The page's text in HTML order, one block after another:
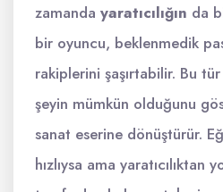
zamanda yaratıcılığın da
bir oyuncu, beklenmedik
rakiplerini şaşırtabilir. Bu
şeyin mümkün olduğunu
sanat eserine dönüştürür.
hızlıysa ama yaratıcılıktan